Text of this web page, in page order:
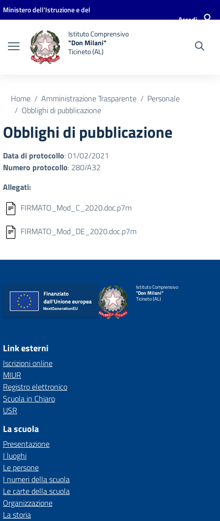
Vai ai contenuti
Vai al menu di navigazione
Vai al footer
Ministero dell'Istruzione e del
Accedi
Istituto Comprensivo
"Don Milani"
Ticineto (AL)
Home Amministrazione Trasparente
Personale
Obblighi di pubblicazione
Obblighi di pubblicazione
Data di protocollo: 01/02/2021
Numero protocollo: 280/A32
Allegati:
FIRMATO_Mod_C_2020.doc.p7m
FIRMATO_Mod_DE_2020.doc.p7m
Istituto Comprensivo
"Don Milani"
Ticineto (AL)
Link esterni
Iscrizioni online
MIUR
Registro elettronico
Scuola in Chiaro
USR
La scuola
Presentazione
I luoghi
Le persone
I numeri della scuola
Le carte della scuola
Organizzazione
La storia